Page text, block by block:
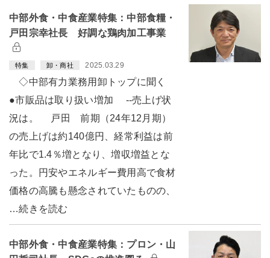
中部外食・中食産業特集：中部食糧・
戸田宗幸社長 好調な鶏肉加工事業
特集 卸・商社 2025.03.29
◇中部有力業務用卸トップに聞く
●市販品は取り扱い増加 --売上げ状
況は。 戸田 前期（24年12月期）
の売上げは約140億円、経常利益は前
年比で1.4％増となり、増収増益とな
った。円安やエネルギー費用高で食材
価格の高騰も懸念されていたものの、
…続きを読む
中部外食・中食産業特集：プロン・山